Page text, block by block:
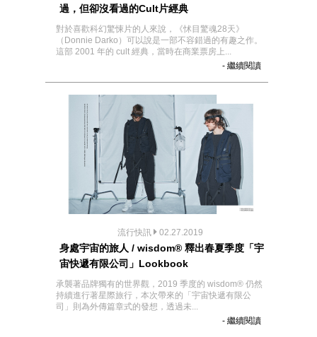
過，但卻沒看過的Cult片經典
對於喜歡科幻驚悚片的人來說，《怵目驚魂28天》
（Donnie Darko）可以說是一部不容錯過的有趣之作。
這部 2001 年的 cult 經典，當時在商業票房上...
- 繼續閱讀
流行快訊 02.27.2019
身處宇宙的旅人 / wisdom® 釋出春夏季度「宇
宙快遞有限公司」Lookbook
承襲著品牌獨有的世界觀，2019 季度的 wisdom® 仍然
持續進行著星際旅行，本次帶來的「宇宙快遞有限公
司」則為外傳篇章式的發想，透過未...
- 繼續閱讀